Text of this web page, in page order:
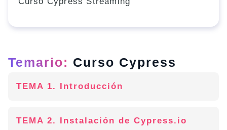
Temario: Curso Cypress
TEMA 1. Introducción
TEMA 2. Instalación de Cypress.io